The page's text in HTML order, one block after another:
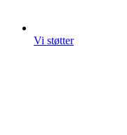
Vi støtter